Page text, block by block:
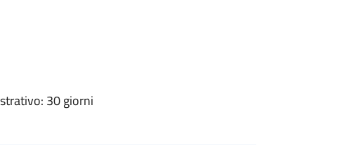
30 giorni